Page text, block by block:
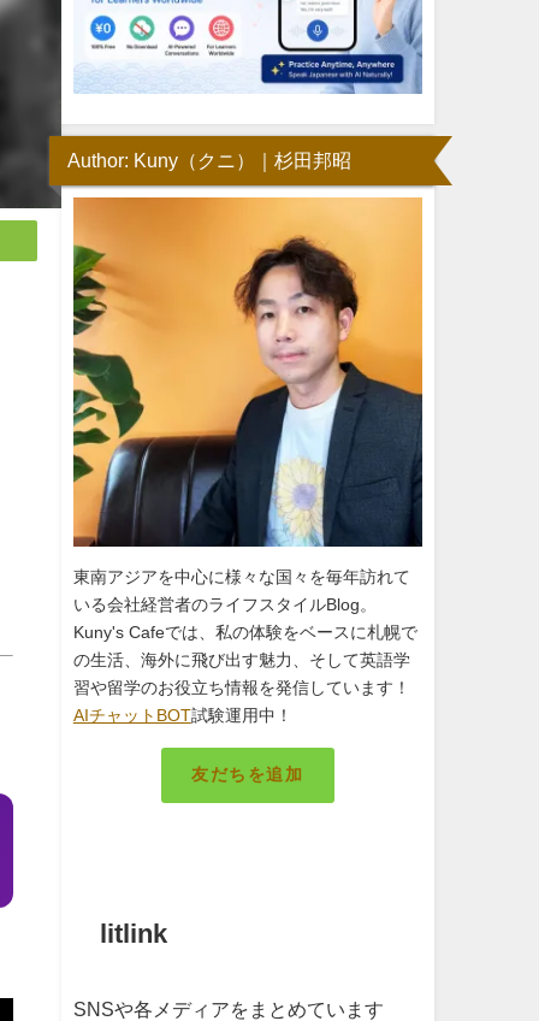
Author: Kuny（クニ）｜杉田邦昭
東南アジアを中心に様々な国々を毎年訪れて
いる会社経営者のライフスタイルBlog。
Kuny's Cafeでは、私の体験をベースに札幌で
の生活、海外に飛び出す魅力、そして英語学
習や留学のお役立ち情報を発信しています！
AIチャットBOT試験運用中！
友だちを追加
litlink
SNSや各メディアをまとめています